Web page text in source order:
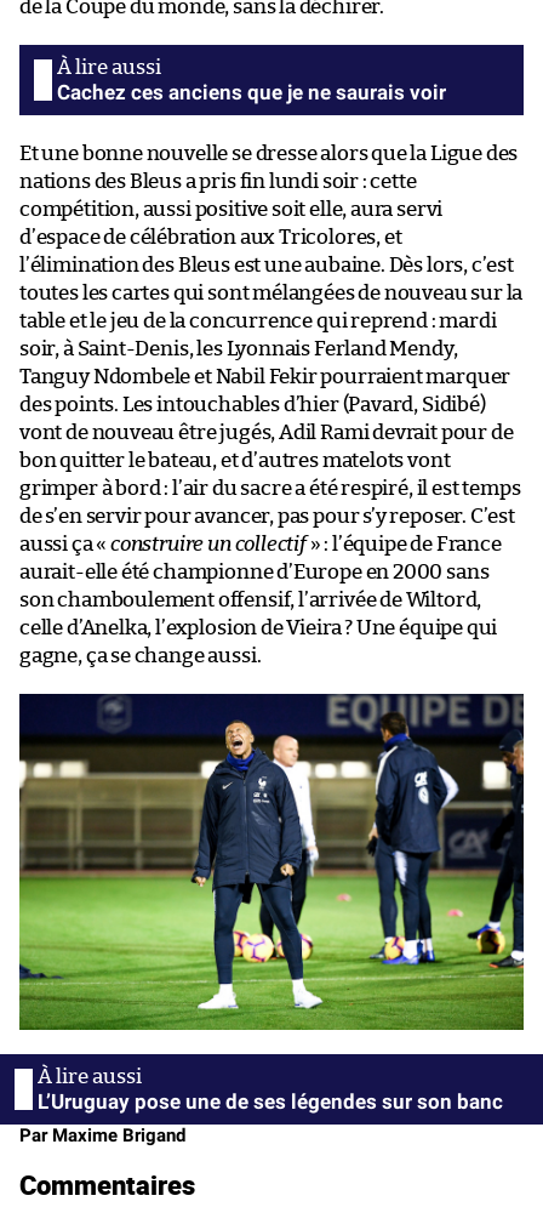
de la Coupe du monde, sans la déchirer.
Cachez ces anciens que je ne saurais voir
Et une bonne nouvelle se dresse alors que la Ligue des
nations des Bleus a pris fin lundi soir : cette
compétition, aussi positive soit elle, aura servi
d’espace de célébration aux Tricolores, et
l’élimination des Bleus est une aubaine. Dès lors, c’est
toutes les cartes qui sont mélangées de nouveau sur la
table et le jeu de la concurrence qui reprend : mardi
soir, à Saint-Denis, les Lyonnais Ferland Mendy,
Tanguy Ndombele et Nabil Fekir pourraient marquer
des points. Les intouchables d’hier (Pavard, Sidibé)
vont de nouveau être jugés, Adil Rami devrait pour de
bon quitter le bateau, et d’autres matelots vont
grimper à bord : l’air du sacre a été respiré, il est temps
de s’en servir pour avancer, pas pour s’y reposer. C’est
aussi ça «construire un collectif» : l’équipe de France
aurait-elle été championne d’Europe en 2000 sans
son chamboulement offensif, l’arrivée de Wiltord,
celle d’Anelka, l’explosion de Vieira ? Une équipe qui
gagne, ça se change aussi.
L’Uruguay pose une de ses légendes sur son banc
Par Maxime Brigand
Commentaires